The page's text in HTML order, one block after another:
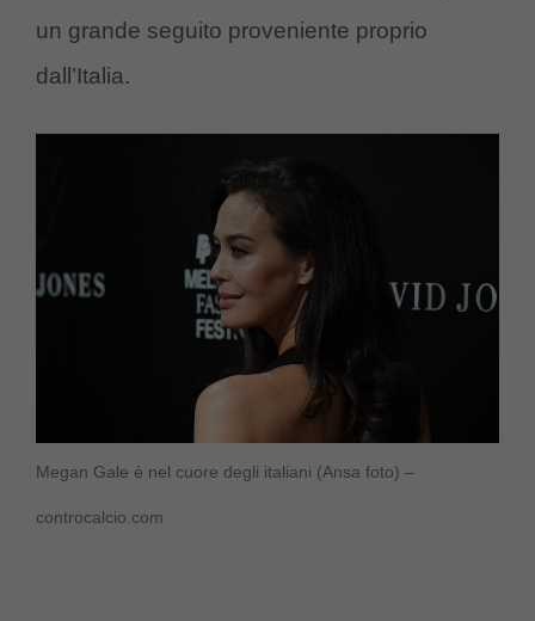
un grande seguito proveniente proprio
dall’Italia.
Megan Gale è nel cuore degli italiani (Ansa foto) –
controcalcio.com